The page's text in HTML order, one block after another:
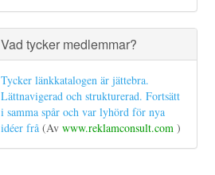
Vad tycker medlemmar?
Tycker länkkatalogen är jättebra.
Lättnavigerad och strukturerad. Fortsätt
i samma spår och var lyhörd för nya
idéer frå (Av www.reklamconsult.com )